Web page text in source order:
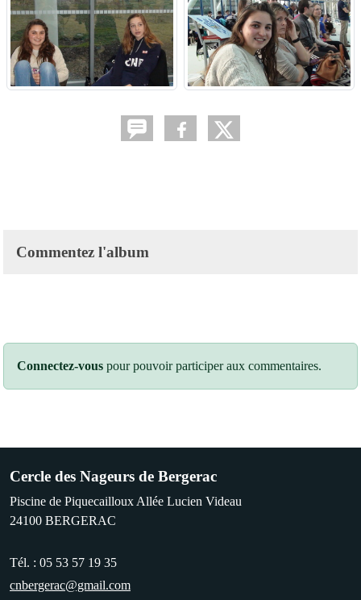
Commentez l'album
Connectez-vous pour pouvoir participer aux commentaires.
Cercle des Nageurs de Bergerac
Piscine de Piquecailloux Allée Lucien Videau
24100 BERGERAC
Tél. : 05 53 57 19 35
cnbergerac@gmail.com